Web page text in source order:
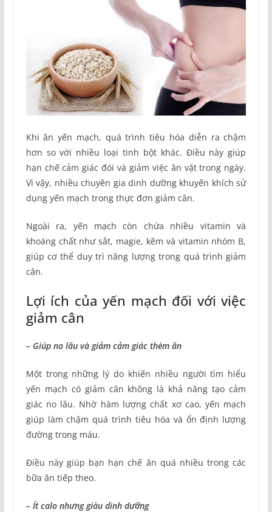
Khi ăn yến mạch, quá trình tiêu hóa diễn ra chậm
hơn so với nhiều loại tinh bột khác. Điều này giúp
hạn chế cảm giác đói và giảm việc ăn vặt trong ngày.
Vì vậy, nhiều chuyên gia dinh dưỡng khuyến khích sử
dụng yến mạch trong thực đơn giảm cân.
Ngoài ra, yến mạch còn chứa nhiều vitamin và
khoáng chất như sắt, magie, kẽm và vitamin nhóm B,
giúp cơ thể duy trì năng lượng trong quá trình giảm
cân.
Lợi ích của yến mạch đối với việc
giảm cân
– Giúp no lâu và giảm cảm giác thèm ăn
Một trong những lý do khiến nhiều người tìm hiểu
yến mạch có giảm cân không là khả năng tạo cảm
giác no lâu. Nhờ hàm lượng chất xơ cao, yến mạch
giúp làm chậm quá trình tiêu hóa và ổn định lượng
đường trong máu.
Điều này giúp bạn hạn chế ăn quá nhiều trong các
bữa ăn tiếp theo.
– Ít calo nhưng giàu dinh dưỡng